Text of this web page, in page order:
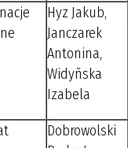
Hyz Jakub,
Janczarek
Antonina,
Widyñska
Izabela
Dobrowolski